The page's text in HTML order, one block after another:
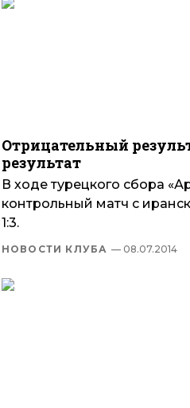
Отрицательный
результат
В ходе турецкого сбора
контрольный матч с
1:3.
НОВОСТИ КЛУБА — 08.07.2014